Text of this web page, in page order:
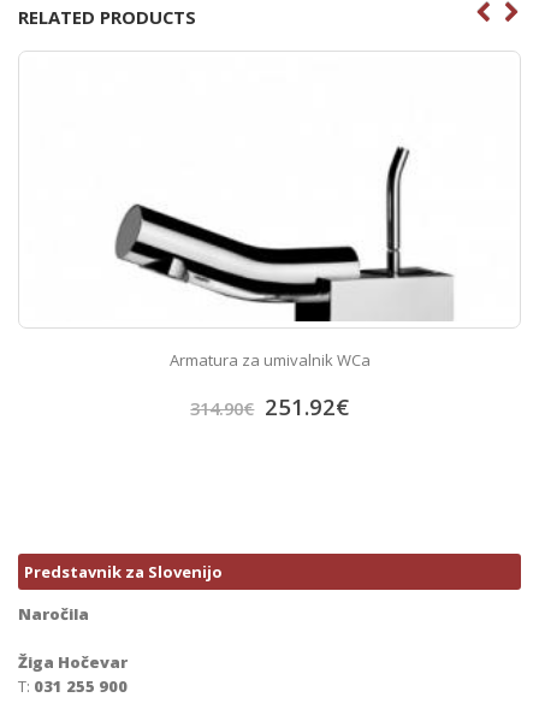
RELATED PRODUCTS
Armatura za umivalnik WCa
314.90€ 251.92€
Predstavnik za Slovenijo
Naročila
Žiga Hočevar
T: 031 255 900